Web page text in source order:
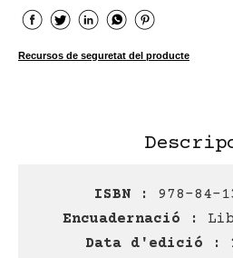
Recursos de seguretat del producte
ISBN :
978-84-
Encuadernació :
Data d'edició :